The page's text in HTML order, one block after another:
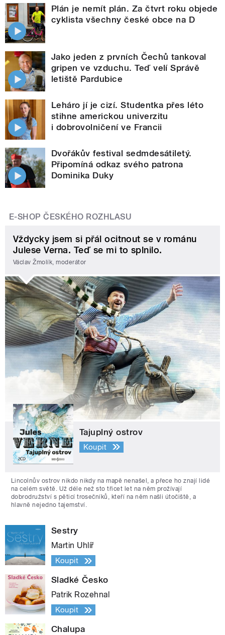
Plán je nemít plán. Za čtvrt roku objede
cyklista všechny české obce na D
Jako jeden z prvních Čechů tankoval
gripen ve vzduchu. Teď velí Správě
letiště Pardubice
Leháro jí je cizí. Studentka přes léto
stihne americkou univerzitu
i dobrovolničení ve Francii
Dvořákův festival sedmdesátiletý.
Připomíná odkaz svého patrona
Dominika Duky
E-SHOP ČESKÉHO ROZHLASU
Vždycky jsem si přál ocitnout se v románu
Julese Verna. Teď se mi to splnilo.
Václav Žmolík, moderátor
Tajuplný ostrov
Koupit
Lincolnův ostrov nikdo nikdy na mapě nenašel, a přece ho znají lidé
na celém světě. Už déle než sto třicet let na něm prožívají
dobrodružství s pěticí trosečníků, kteří na něm našli útočiště, a
hlavně nejedno tajemství.
Sestry
Martin Uhlíř
Koupit
Sladké Česko
Patrik Rozehnal
Koupit
Chalupa